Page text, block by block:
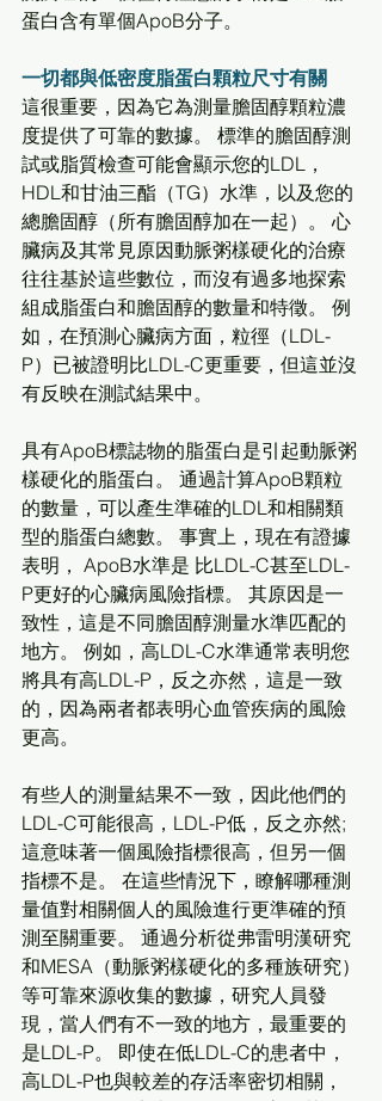
蛋白含有單個ApoB分子。
一切都與低密度脂蛋白顆粒尺寸有關
這很重要，因為它為測量膽固醇顆粒濃
度提供了可靠的數據。 標準的膽固醇測
試或脂質檢查可能會顯示您的LDL，
HDL和甘油三酯（TG）水準，以及您的
總膽固醇（所有膽固醇加在一起）。 心
臟病及其常見原因動脈粥樣硬化的治療
往往基於這些數位，而沒有過多地探索
組成脂蛋白和膽固醇的數量和特徵。 例
如，在預測心臟病方面，粒徑（LDL-
P）已被證明比LDL-C更重要，但這並沒
有反映在測試結果中。
具有ApoB標誌物的脂蛋白是引起動脈粥
樣硬化的脂蛋白。 通過計算ApoB顆粒
的數量，可以產生準確的LDL和相關類
型的脂蛋白總數。 事實上，現在有證據
表明， ApoB水準是 比LDL-C甚至LDL-
P更好的心臟病風險指標。 其原因是一
致性，這是不同膽固醇測量水準匹配的
地方。 例如，高LDL-C水準通常表明您
將具有高LDL-P，反之亦然，這是一致
的，因為兩者都表明心血管疾病的風險
更高。
有些人的測量結果不一致，因此他們的
LDL-C可能很高，LDL-P低，反之亦然;
這意味著一個風險指標很高，但另一個
指標不是。 在這些情況下，瞭解哪種測
量值對相關個人的風險進行更準確的預
測至關重要。 通過分析從弗雷明漢研究
和MESA（動脈粥樣硬化的多種族研究）
等可靠來源收集的數據，研究人員發
現，當人們有不一致的地方，最重要的
是LDL-P。 即使在低LDL-C的患者中，
高LDL-P也與較差的存活率密切相關，